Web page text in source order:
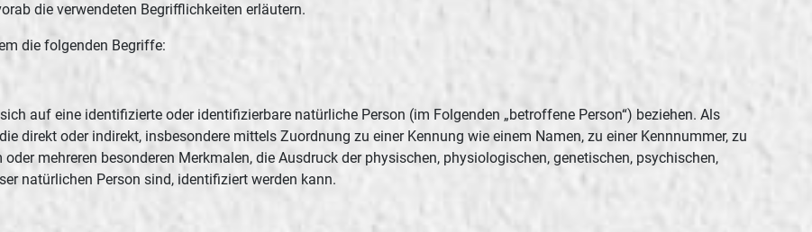
die verwendeten Begrifflichkeiten erläutern.
die folgenden Begriffe:
auf eine identifizierte oder identifizierbare natürliche Person (im Folgenden „betroffene Person“) beziehen. Als
direkt oder indirekt, insbesondere mittels Zuordnung zu einer Kennung wie einem Namen, zu einer Kennnummer, zu
mehreren besonderen Merkmalen, die Ausdruck der physischen, physiologischen, genetischen, psychischen,
natürlichen Person sind, identifiziert werden kann.